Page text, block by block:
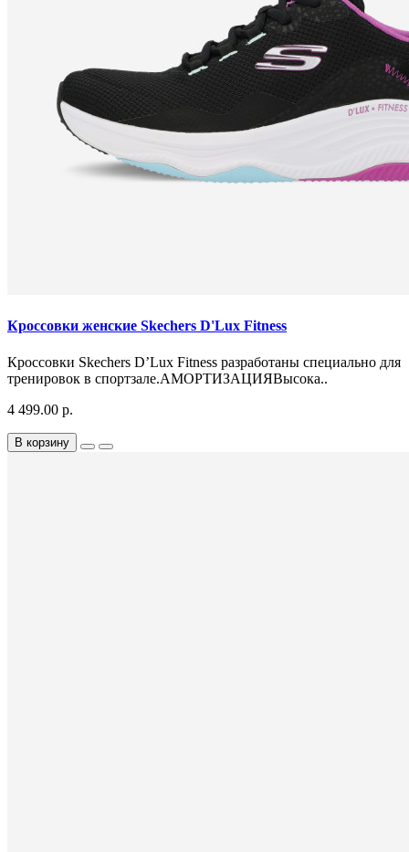
Кроссовки женские Skechers D'Lux Fitness
Кроссовки Skechers D’Lux Fitness разработаны специально для
тренировок в спортзале.АМОРТИЗАЦИЯВысока..
4 499.00 р.
В корзину